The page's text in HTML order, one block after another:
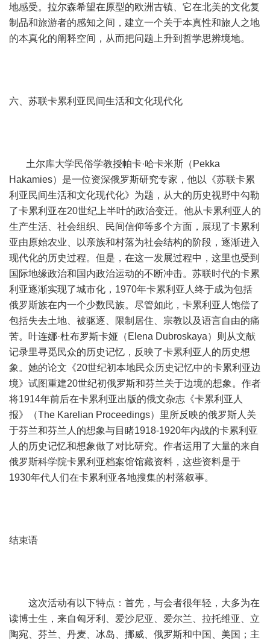
地感受。拉尔森希望在原型的欧洲古镇、它在北美的文化复
制品和旅游者的感知之间，建立一个关于本真性和旅人之地
的本真化的阐释空间，从而把问题上升到哲学思辨境地。
六、苏联卡累利亚民间生活和文化现代化
土尔库大学民俗学教授帕卡·哈卡米斯（Pekka
Hakamies）是一位资深俄罗斯研究专家，他以《苏联卡累
利亚民间生活和文化现代化》为题，从大的历史视野中勾勒
了卡累利亚在20世纪上半叶的政治变迁。他从卡累利亚人的
生产生活、社会组织、民间信仰等多个方面，展现了卡累利
亚由原始农业、以亲族和村落为社会结构的阶段，逐渐进入
现代化的历史过程。但是，在这一发展过程中，这里也受到
国际地缘政治和国内政治运动的不断冲击。苏联时代的卡累
利亚逐渐实现了城市化，1970年卡累利亚人终于成为包括
俄罗斯族在内一个少数民族。尽管如此，卡累利亚人饱偿了
包括失去土地、被驱逐、限制居住、宗教以及语言自由的痛
苦。叶连娜·杜布罗斯卡娅（Elena Dubroskaya）则从文献
记录里寻觅民众的历史记忆，反映了卡累利亚人的历史想
象。她的论文《20世纪初本地民众历史记忆中的卡累利亚边
境》试图重建20世纪初俄罗斯和芬兰关于边境的想象。作者
将1914年前后在卡累利亚出版的俄文杂志《卡累利亚人
报》（The Karelian Proceedings）里所反映的俄罗斯人关
于芬兰和芬兰人的想象与目睹1918-1920年内战的卡累利亚
人的历史记忆和想象做了对比研究。作者运用了大量的来自
俄罗斯科学院卡累利亚档案馆馆藏资料，这些资料是于
1930年代人们在卡累利亚各地搜集的村落叙事。
结束语
这次活动有以下特点：首先，与会者很年轻，大多为在
读博士生，来自匈牙利、爱沙尼亚、爱尔兰、拉托维亚、立
陶宛、芬兰、丹麦、冰岛、挪威、俄罗斯和中国、美国；主